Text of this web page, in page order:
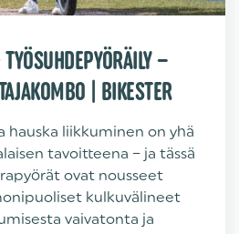
–
| BIKESTER
hauska liikkuminen on yhä
tavoitteena – ja tässä
ovat nousseet
kulkuvälineet
vaivatonta ja